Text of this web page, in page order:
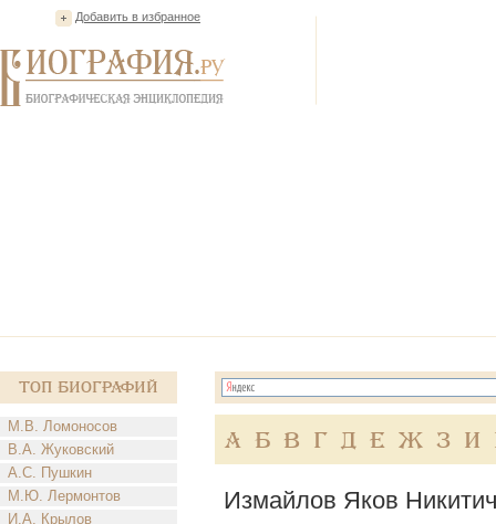
Добавить в избранное
Топ Биографий
М.В. Ломоносов
В.А. Жуковский
А.С. Пушкин
М.Ю. Лермонтов
И.А. Крылов
А Б В Г Д Е Ж З И
Измайлов Яков Никитич